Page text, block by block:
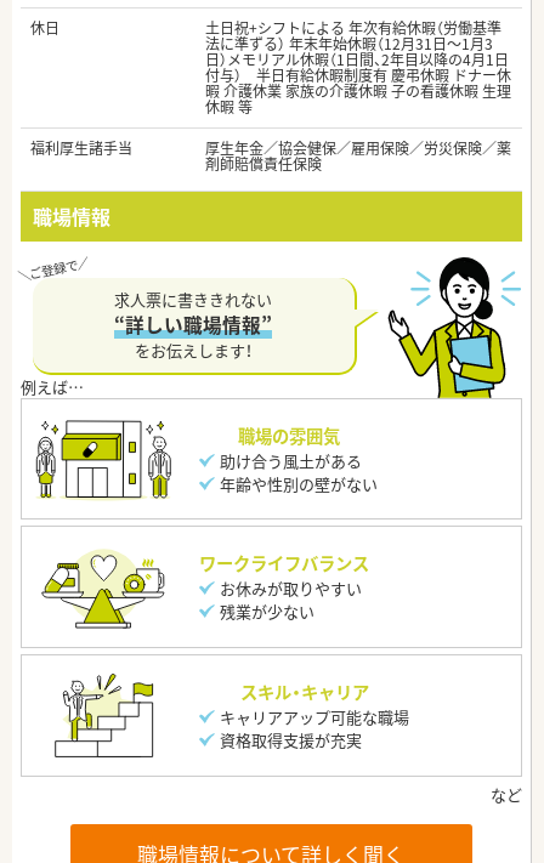
休日
土日祝+シフトによる 年次有給休暇（労働基準
法に準ずる） 年末年始休暇（12月31日～1月3
日）メモリアル休暇（1日間、2年目以降の4月1日
付与） 半日有給休暇制度有 慶弔休暇 ドナー休
暇 介護休業 家族の介護休暇 子の看護休暇 生理
休暇 等
福利厚生諸手当
厚生年金／協会健保／雇用保険／労災保険／薬
剤師賠償責任保険
職場情報
求人票に書ききれない
“詳しい職場情報”
をお伝えします！
職場の雰囲気
助け合う風土がある
年齢や性別の壁がない
ワークライフバランス
お休みが取りやすい
残業が少ない
スキル・キャリア
キャリアアップ可能な職場
資格取得支援が充実
職場情報について詳しく聞く